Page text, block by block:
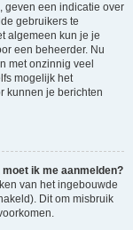
geven een indicatie over
gebruikers te
algemeen kun je je
een beheerder. Nu
met onzinnig veel
mogelijk het
kunnen je berichten
ik me aanmelden?
van het ingebouwde
Dit om misbruik